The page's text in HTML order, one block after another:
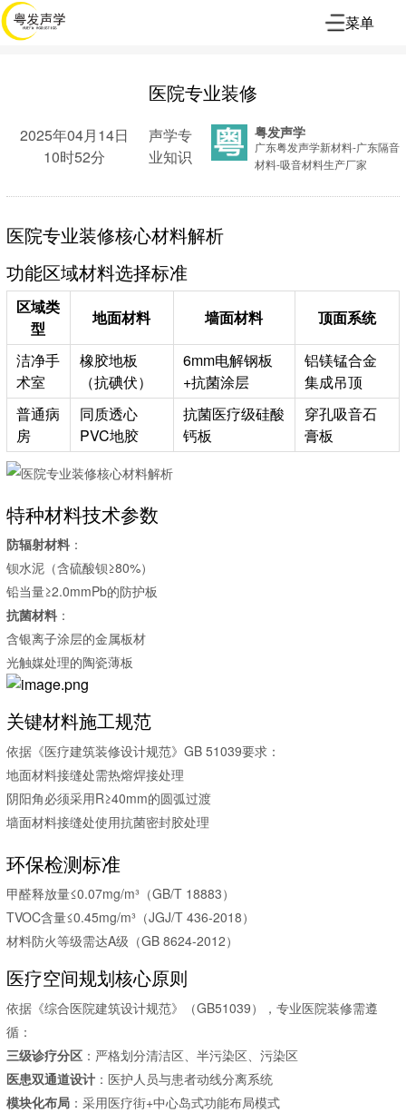
菜单
医院专业装修
2025年04月14日
10时52分
声学专
业知识
粤发声学
广东粤发声学新材料-广东隔音
材料-吸音材料生产厂家
医院专业装修核心材料解析
功能区域材料选择标准
区域类
型
地面材料 墙面材料 顶面系统
洁净手
术室
橡胶地板
（抗碘伏）
6mm电解钢板
+抗菌涂层
铝镁锰合金
集成吊顶
普通病
房
同质透心
PVC地胶
抗菌医疗级硅酸
钙板
穿孔吸音石
膏板
特种材料技术参数
防辐射材料：
钡水泥（含硫酸钡≥80%）
铅当量≥2.0mmPb的防护板
抗菌材料：
含银离子涂层的金属板材
光触媒处理的陶瓷薄板
关键材料施工规范
依据《医疗建筑装修设计规范》GB 51039要求：
地面材料接缝处需热熔焊接处理
阴阳角必须采用R≥40mm的圆弧过渡
墙面材料接缝处使用抗菌密封胶处理
环保检测标准
甲醛释放量≤0.07mg/m³（GB/T 18883）
TVOC含量≤0.45mg/m³（JGJ/T 436-2018）
材料防火等级需达A级（GB 8624-2012）
医疗空间规划核心原则
依据《综合医院建筑设计规范》（GB51039），专业医院装修需遵
循：
三级诊疗分区：严格划分清洁区、半污染区、污染区
医患双通道设计：医护人员与患者动线分离系统
模块化布局：采用医疗街+中心岛式功能布局模式